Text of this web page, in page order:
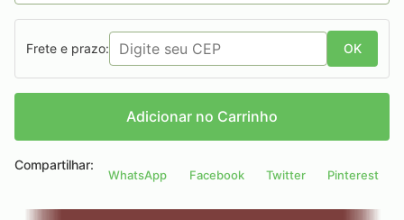
Frete e prazo: OK
Adicionar no Carrinho
Compartilhar:
WhatsApp Facebook Twitter Pinterest